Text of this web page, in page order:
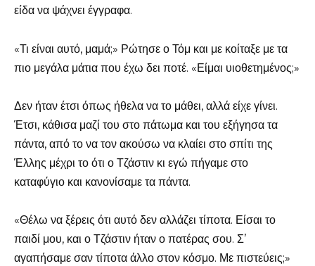
είδα να ψάχνει έγγραφα.
«Τι είναι αυτό, μαμά;» Ρώτησε ο Τόμ και με κοίταξε με τα
πιο μεγάλα μάτια που έχω δει ποτέ. «Είμαι υιοθετημένος;»
Δεν ήταν έτσι όπως ήθελα να το μάθει, αλλά είχε γίνει.
Έτσι, κάθισα μαζί του στο πάτωμα και του εξήγησα τα
πάντα, από το να τον ακούσω να κλαίει στο σπίτι της
Έλλης μέχρι το ότι ο Τζάστιν κι εγώ πήγαμε στο
καταφύγιο και κανονίσαμε τα πάντα.
«Θέλω να ξέρεις ότι αυτό δεν αλλάζει τίποτα. Είσαι το
παιδί μου, και ο Τζάστιν ήταν ο πατέρας σου. Σ’
αγαπήσαμε σαν τίποτα άλλο στον κόσμο. Με πιστεύεις;»